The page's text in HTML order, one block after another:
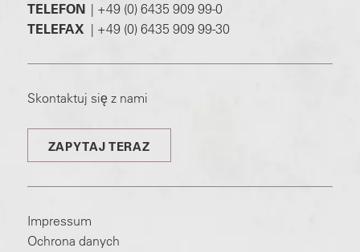
TELEFON | +49 (0) 6435 909 99-0
TELEFAX | +49 (0) 6435 909 99-30
Skontaktuj się z nami
ZAPYTAJ TERAZ
Impressum
Ochrona danych